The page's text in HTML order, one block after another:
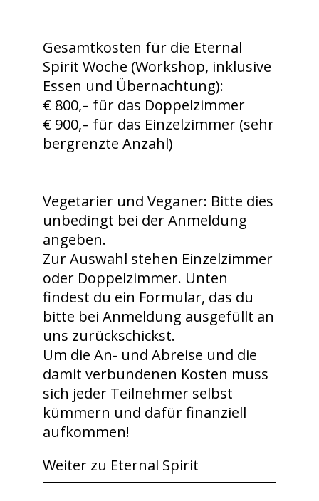
Gesamtkosten für die Eternal
Spirit Woche (Workshop, inklusive
Essen und Übernachtung):
€ 800,– für das Doppelzimmer
€ 900,– für das Einzelzimmer (sehr
bergrenzte Anzahl)
Vegetarier und Veganer: Bitte dies
unbedingt bei der Anmeldung
angeben.
Zur Auswahl stehen Einzelzimmer
oder Doppelzimmer. Unten
findest du ein Formular, das du
bitte bei Anmeldung ausgefüllt an
uns zurückschickst.
Um die An- und Abreise und die
damit verbundenen Kosten muss
sich jeder Teilnehmer selbst
kümmern und dafür finanziell
aufkommen!
Weiter zu Eternal Spirit